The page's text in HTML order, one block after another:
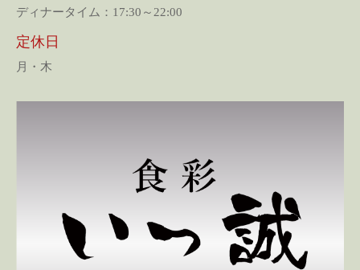
ディナータイム：17:30～22:00
定休日
月・木